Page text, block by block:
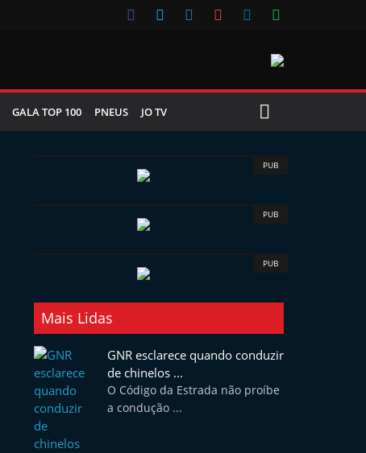
GALA TOP 100 PNEUS JO TV
PUB
PUB
PUB
Mais Lidas
GNR esclarece quando conduzir
de chinelos ...
O Código da Estrada não proíbe
a condução ...